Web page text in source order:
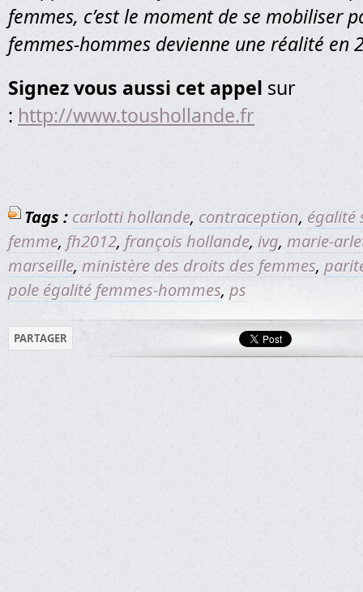
femmes, c’est le moment de se mobiliser
femmes-hommes devienne une réalité en
Signez vous aussi cet appel sur
: http://www.toushollande.fr
Tags : carlotti hollande, contraception, égalité
femme, fh2012, françois hollande, ivg, marie-
marseille, ministère des droits des femmes,
pole égalité femmes-hommes, ps
PARTAGER